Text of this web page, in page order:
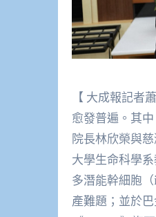
【 大成報記
愈發普遍。其
院長林欣榮與
大學生命科學
多潛能幹細胞
產難題；並於